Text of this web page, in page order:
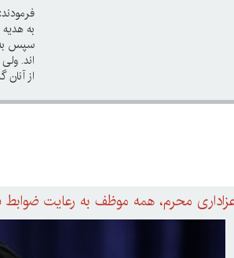
به
سپس به
اند.
از
محرم، همه موظف به رعایت ضوابط